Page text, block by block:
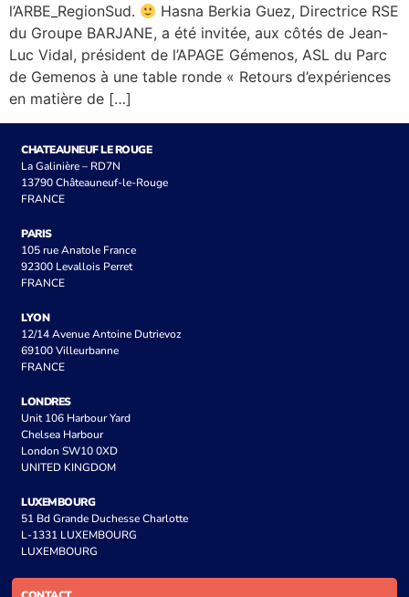
l’ARBE_RegionSud.
Hasna Berkia Guez, Directrice RSE
du Groupe BARJANE, a été invitée, aux côtés de Jean-
Luc Vidal, président de l’APAGE Gémenos, ASL du Parc
de Gemenos à une table ronde « Retours d’expériences
en matière de […]
CHATEAUNEUF LE ROUGE
La Galinière – RD7N
13790 Châteauneuf-le-Rouge
FRANCE
PARIS
105 rue Anatole France
92300 Levallois Perret
FRANCE
LYON
12/14 Avenue Antoine Dutrievoz
69100 Villeurbanne
FRANCE
LONDRES
Unit 106 Harbour Yard
Chelsea Harbour
London SW10 0XD
UNITED KINGDOM
LUXEMBOURG
51 Bd Grande Duchesse Charlotte
L-1331 LUXEMBOURG
LUXEMBOURG